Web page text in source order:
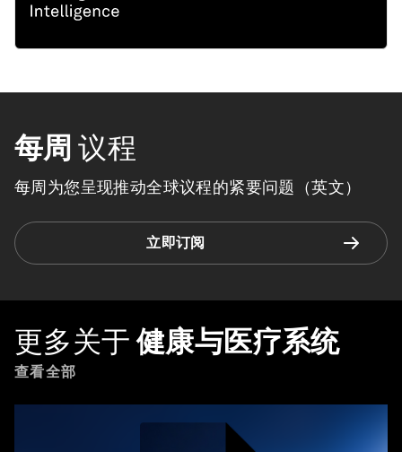
每周 议程
每周为您呈现推动全球议程的紧要问题（英文）
立即订阅
更多关于 健康与医疗系统
查看全部